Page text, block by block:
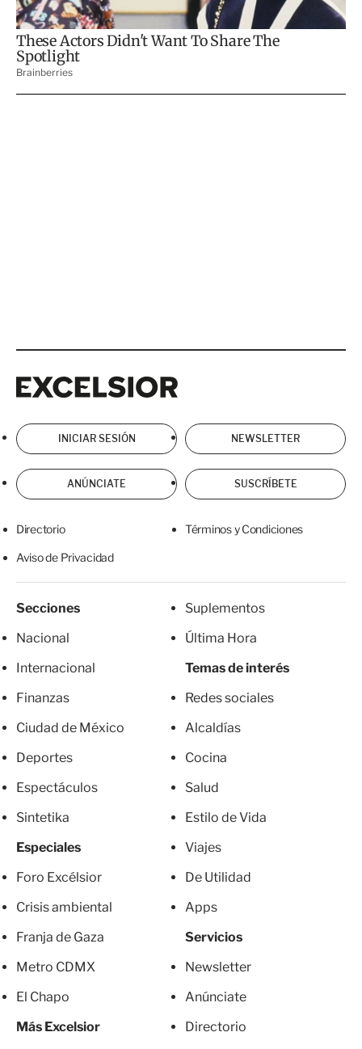
INICIAR SESIÓN NEWSLETTER
ANÚNCIATE SUSCRÍBETE
Directorio Términos y Condiciones
Aviso de Privacidad
Secciones
Nacional
Internacional
Finanzas
Ciudad de México
Deportes
Espectáculos
Sintetika
Especiales
Foro Excélsior
Crisis ambiental
Franja de Gaza
Metro CDMX
El Chapo
Más Excelsior
Suplementos
Última Hora
Temas de interés
Redes sociales
Alcaldías
Cocina
Salud
Estilo de Vida
Viajes
De Utilidad
Apps
Servicios
Newsletter
Anúnciate
Directorio